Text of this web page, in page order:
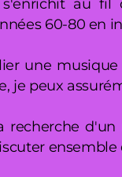
au fil
60-80 en
une
je peux
recherche
ensemble